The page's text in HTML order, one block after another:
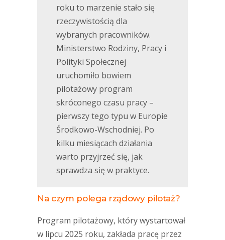
roku to marzenie stało się
rzeczywistością dla
wybranych pracowników.
Ministerstwo Rodziny, Pracy i
Polityki Społecznej
uruchomiło bowiem
pilotażowy program
skróconego czasu pracy –
pierwszy tego typu w Europie
Środkowo-Wschodniej. Po
kilku miesiącach działania
warto przyjrzeć się, jak
sprawdza się w praktyce.
Na czym polega rządowy pilotaż?
Program pilotażowy, który wystartował
w lipcu 2025 roku, zakłada pracę przez